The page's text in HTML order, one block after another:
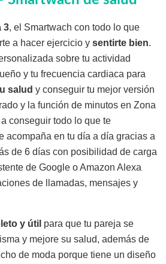
3, el Smartwach con todo lo que
a hacer ejercicio y sentirte bien.
sobre tu actividad
y tu frecuencia cardiaca para
salud y conseguir tu mejor versión
y la función de minutos en Zona
conseguir todo lo que te
acompaña en tu día a día gracias a
de 6 días con posibilidad de carga
de Google o Amazon Alexa
de llamadas, mensajes y
y útil para que tu pareja se
y mejore su salud, además de
de moda porque tiene un diseño